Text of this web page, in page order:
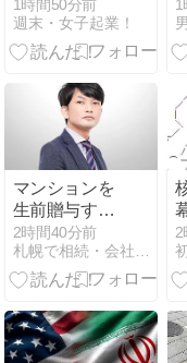
人には理由が
あります
1時間50分前
週末・女子起業！
1
マンションを
生前贈与する
と税金はいく
ら？相続と比
べた金額差を
士が計算例で
解説
2時間40分前
札幌で相続・会社設立のことならルフレ司法書士事務所
2